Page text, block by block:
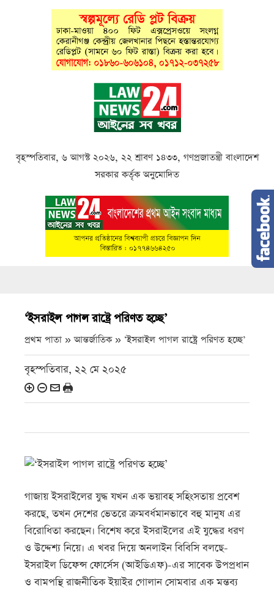
বৃহস্পতিবার, ৬ আগস্ট ২০২৬, ২২ শ্রাবণ ১৪৩৩, গণপ্রজাতন্ত্রী বাংলাদেশ
সরকার কর্তৃক অনুমোদিত
‘ইসরাইল পাগল রাষ্ট্রে পরিণত হচ্ছে’
প্রথম পাতা » আন্তর্জাতিক » ‘ইসরাইল পাগল রাষ্ট্রে পরিণত হচ্ছে’
বৃহস্পতিবার, ২২ মে ২০২৫
গাজায় ইসরাইলের যুদ্ধ যখন এক ভয়াবহ সহিংসতায় প্রবেশ
করছে, তখন দেশের ভেতরে ক্রমবর্ধমানভাবে বহু মানুষ এর
বিরোধিতা করছেন। বিশেষ করে ইসরাইলের এই যুদ্ধের ধরণ
ও উদ্দেশ্য নিয়ে। এ খবর দিয়ে অনলাইন বিবিসি বলছে-
ইসরাইল ডিফেন্স ফোর্সেস (আইডিএফ)-এর সাবেক উপপ্রধান
ও বামপন্থি রাজনীতিক ইয়াইর গোলান সোমবার এক মন্তব্য